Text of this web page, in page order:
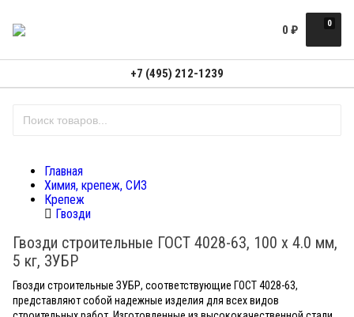
0
0 ₽
+7 (495) 212-1239
Главная
Химия, крепеж, СИЗ
Крепеж
Гвозди
Гвозди строительные ГОСТ 4028-63, 100 х 4.0 мм,
5 кг, ЗУБР
Гвозди строительные ЗУБР, соответствующие ГОСТ 4028-63,
представляют собой надежные изделия для всех видов